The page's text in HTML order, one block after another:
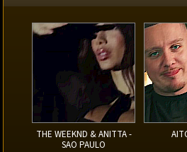
THE WEEKND & ANITTA -
SAO PAULO